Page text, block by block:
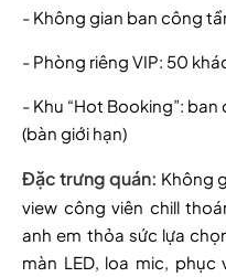
- Không gian ban công
- Phòng riêng VIP: 50
- Khu “Hot Booking”:
(bàn giới hạn)
Đặc trưng quán: Không
view công viên chill
anh em thỏa sức lựa
màn LED, loa mic,